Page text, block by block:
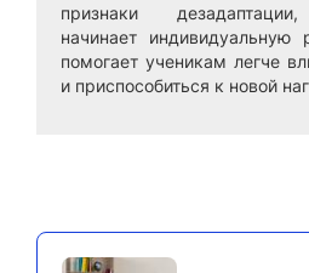
признаки дезадаптации,
начинает
помогает ученикам легче
и приспособиться к новой